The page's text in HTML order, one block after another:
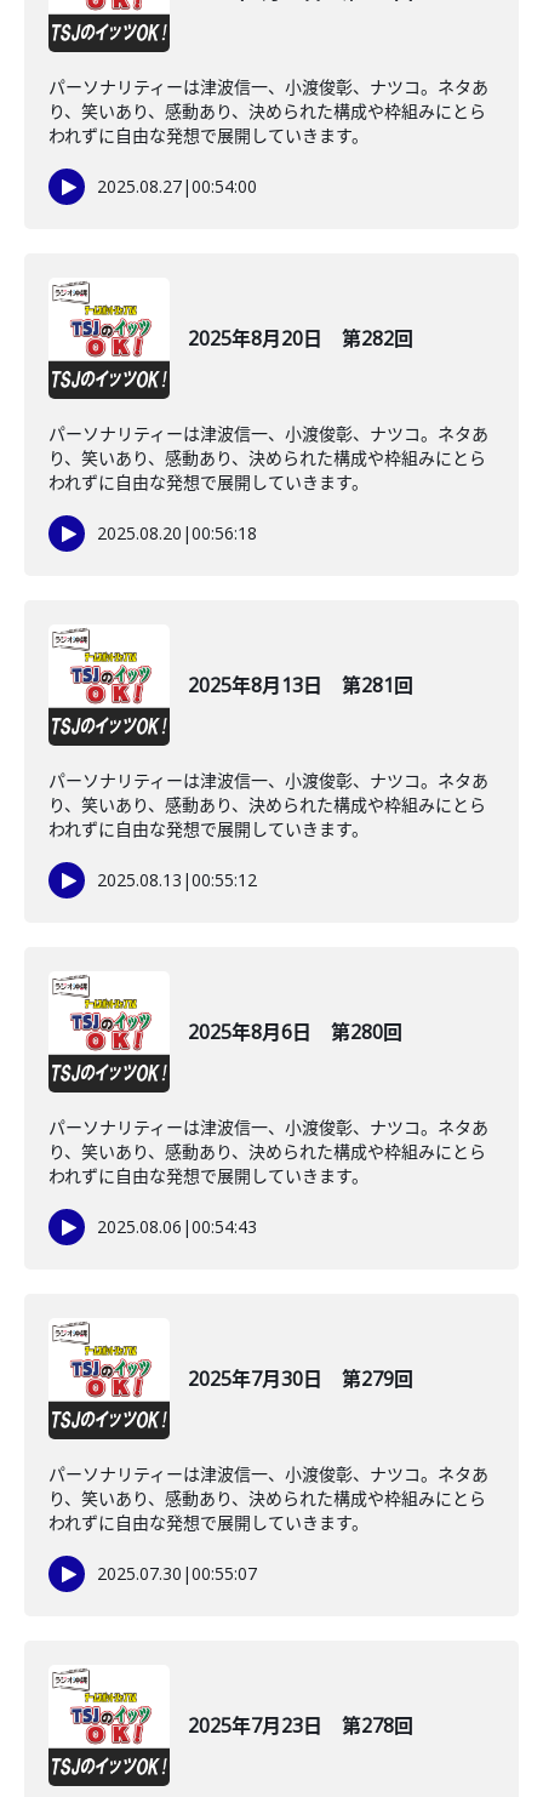
パーソナリティーは津波信一、小渡俊彰、ナツコ。ネタあ
り、笑いあり、感動あり、決められた構成や枠組みにとら
われずに自由な発想で展開していきます。
2025.08.27|00:54:00
2025年8月20日 第282回
パーソナリティーは津波信一、小渡俊彰、ナツコ。ネタあ
り、笑いあり、感動あり、決められた構成や枠組みにとら
われずに自由な発想で展開していきます。
2025.08.20 |00:56:18
2025年8月13日 第281回
パーソナリティーは津波信一、小渡俊彰、ナツコ。ネタあ
り、笑いあり、感動あり、決められた構成や枠組みにとら
われずに自由な発想で展開していきます。
2025.08.13 |00:55:12
2025年8月6日 第280回
パーソナリティーは津波信一、小渡俊彰、ナツコ。ネタあ
り、笑いあり、感動あり、決められた構成や枠組みにとら
われずに自由な発想で展開していきます。
2025.08.06 |00:54:43
2025年7月30日 第279回
パーソナリティーは津波信一、小渡俊彰、ナツコ。ネタあ
り、笑いあり、感動あり、決められた構成や枠組みにとら
われずに自由な発想で展開していきます。
2025.07.30 |00:55:07
2025年7月23日 第278回